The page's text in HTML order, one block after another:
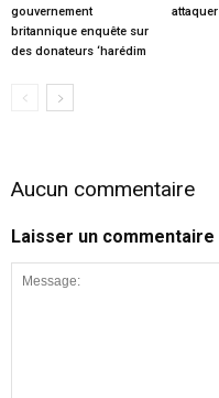
gouvernement
britannique enquête sur
des donateurs ‘harédim
attaquer
Aucun commentaire
Laisser un commentaire